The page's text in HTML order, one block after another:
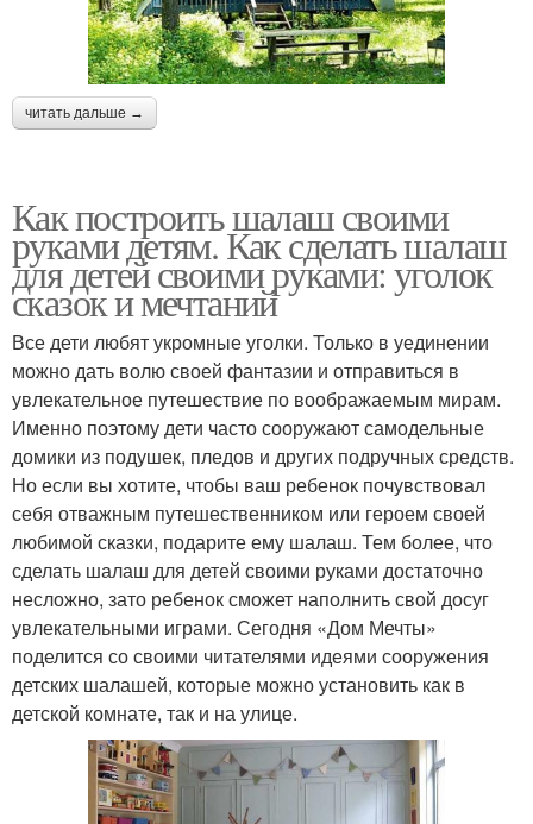
читать дальше →
Как построить шалаш своими
руками детям. Как сделать шалаш
для детей своими руками: уголок
сказок и мечтаний
Все дети любят укромные уголки. Только в уединении
можно дать волю своей фантазии и отправиться в
увлекательное путешествие по воображаемым мирам.
Именно поэтому дети часто сооружают самодельные
домики из подушек, пледов и других подручных средств.
Но если вы хотите, чтобы ваш ребенок почувствовал
себя отважным путешественником или героем своей
любимой сказки, подарите ему шалаш. Тем более, что
сделать шалаш для детей своими руками достаточно
несложно, зато ребенок сможет наполнить свой досуг
увлекательными играми. Сегодня «Дом Мечты»
поделится со своими читателями идеями сооружения
детских шалашей, которые можно установить как в
детской комнате, так и на улице.